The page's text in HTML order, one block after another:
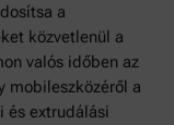
a
közvetlenül a
valós időben az
mobileszközéről a
és extrudálási